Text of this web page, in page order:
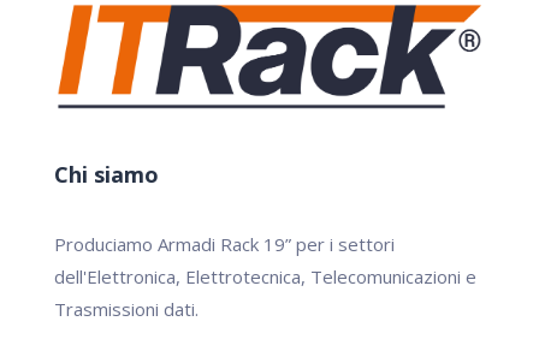
Chi siamo
Produciamo Armadi Rack 19” per i settori
dell'Elettronica, Elettrotecnica, Telecomunicazioni e
Trasmissioni dati.